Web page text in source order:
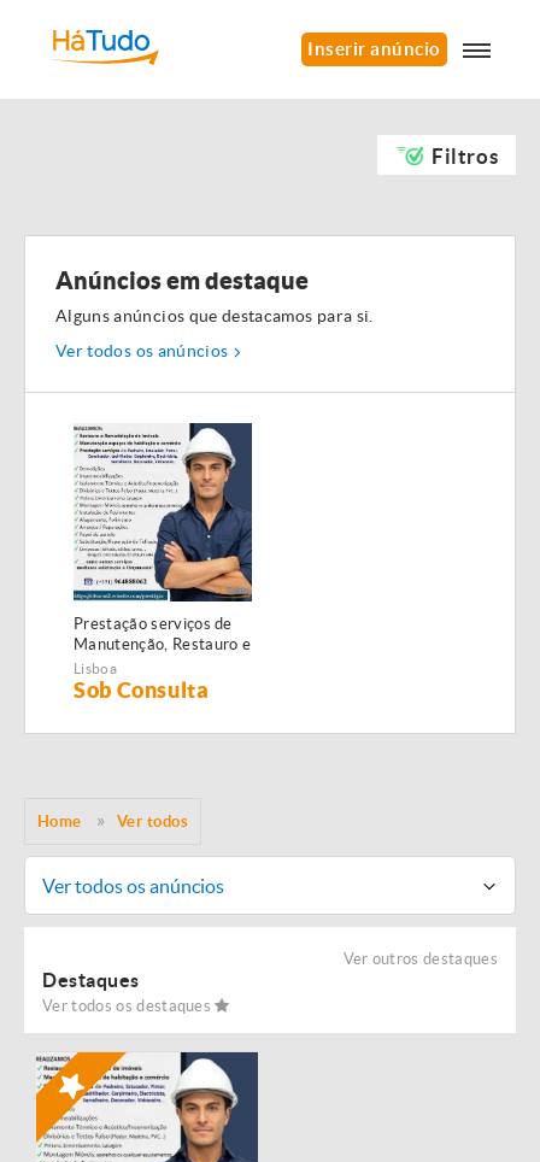
Inserir anúncio
Filtros
Anúncios em destaque
Alguns anúncios que destacamos para si.
Ver todos os anúncios
Prestação serviços de
Manutenção, Restauro e
Remodelação de
imóveis!
Lisboa
Sob Consulta
Home Ver todos
Ver todos os anúncios
Ver outros destaques
Destaques
Ver todos os destaques